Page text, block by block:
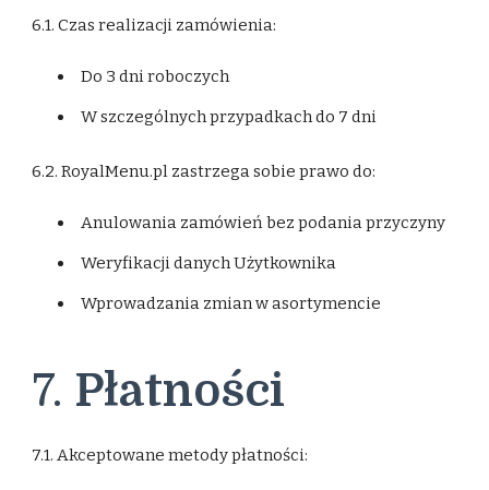
6.1. Czas realizacji zamówienia:
Do 3 dni roboczych
W szczególnych przypadkach do 7 dni
6.2. RoyalMenu.pl zastrzega sobie prawo do:
Anulowania zamówień bez podania przyczyny
Weryfikacji danych Użytkownika
Wprowadzania zmian w asortymencie
7. Płatności
7.1. Akceptowane metody płatności: